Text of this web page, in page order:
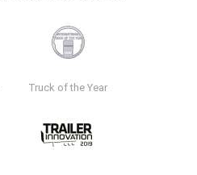
Truck of the Year